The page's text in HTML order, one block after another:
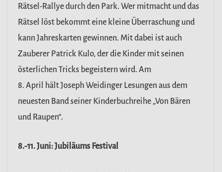
Rätsel-Rallye durch den Park. Wer mitmacht und das
Rätsel löst bekommt eine kleine Überraschung und
kann Jahreskarten gewinnen. Mit dabei ist auch
Zauberer Patrick Kulo, der die Kinder mit seinen
österlichen Tricks begeistern wird. Am
8. April hält Joseph Weidinger Lesungen aus dem
neuesten Band seiner Kinderbuchreihe „Von Bären
und Raupen“.
8.-11. Juni: Jubiläums Festival